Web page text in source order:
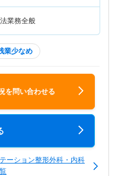
業務全般
業少なめ
を問い合わせる
ーション整形外科・内科